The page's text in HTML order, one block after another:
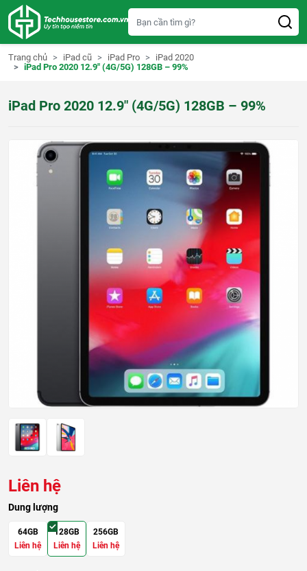
Trang chủ iPad cũ iPad Pro
iPad 2020
iPad Pro 2020 12.9″ (4G/5G) 128GB – 99%
iPad Pro 2020 12.9″ (4G/5G) 128GB – 99%
Liên hệ
Dung lượng
64GB
Liên hệ
128GB
Liên hệ
256GB
Liên hệ